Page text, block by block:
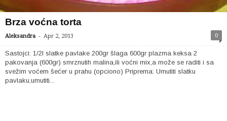
Brza voćna torta
Aleksandra - Apr 2, 2013 0
Sastojci: 1/2l slatke pavlake 200gr šlaga 600gr plazma keksa 2
pakovanja (600gr) smrznutih malina,ili voćni mix,a može se raditi i sa
svežim voćem šećer u prahu (opciono) Priprema: Umutiti slatku
pavlaku,umutiti...